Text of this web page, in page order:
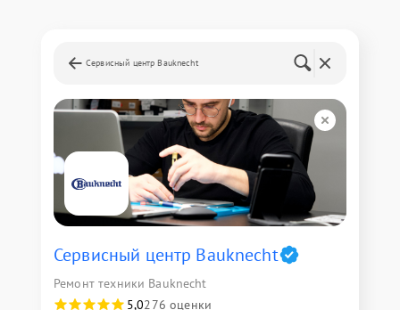
Сервисный центр Bauknecht
Сервисный центр Bauknecht
Ремонт техники Bauknecht
5,0276 оценки